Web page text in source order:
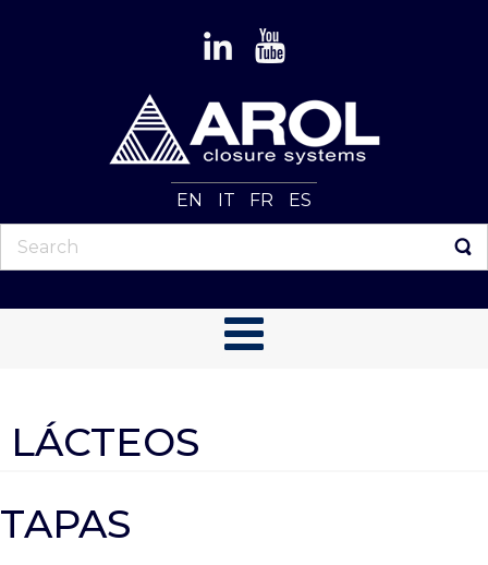
EN IT FR ES
LÁCTEOS
TAPAS